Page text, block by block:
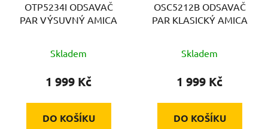
OTP5234I ODSAVAČ
PAR VÝSUVNÝ AMICA
Skladem
1 999 Kč
DO KOŠÍKU
OSC5212B ODSAVAČ
PAR KLASICKÝ AMICA
Skladem
1 999 Kč
DO KOŠÍKU